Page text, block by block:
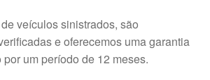
veículos sinistrados, são
e oferecemos uma garantia
um período de 12 meses.